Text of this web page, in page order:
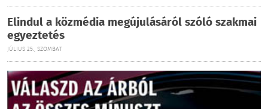
Elindul a közmédia megújulásáról szóló szakmai
egyeztetés
JÚLIUS 25., SZOMBAT